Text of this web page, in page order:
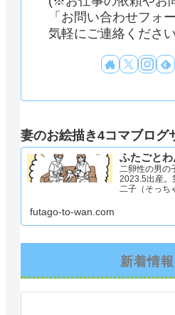
「お問い合わせフォ
気軽にご連絡くださ
妻のお絵描き4コマブログ
ふたごとわ
二卵性の男の
2023.5出産。
二子（そっち
#イラスト日記
futago-to-wan.com
新着情報